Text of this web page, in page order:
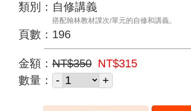
類別：自修講義
搭配翰林教材課次/單元的自修和講義。
頁數：196
金額： NT$350 NT$315
數量：